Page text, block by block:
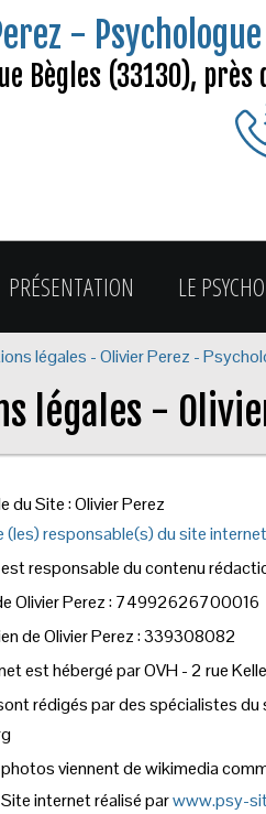
-
Bègles (33130),
PRÉSENTATION LE
légales - Olivier Perez -
légales -
du Site : Olivier Perez
(les) responsable(s) du site internet
responsable du contenu
Olivier Perez : 74992626700016
de Olivier Perez : 339308082
est hébergé par OVH - 2 rue
rédigés par des spécialistes
viennent de wikimedia
internet réalisé parwww.psy-